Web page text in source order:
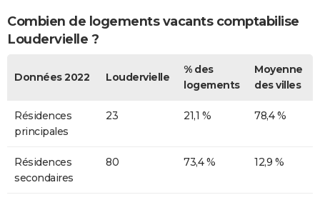
Combien de logements vacants comptabilise
Loudervielle ?
Données 2022 Loudervielle
% des
logements
Moyenne
des villes
Résidences
principales
23 21,1 % 78,4 %
Résidences
secondaires
80 73,4 % 12,9 %